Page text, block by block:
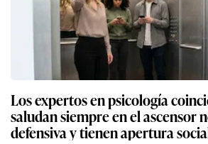
Los expertos en psicología
saludan siempre en el ascensor
defensiva y tienen apertura